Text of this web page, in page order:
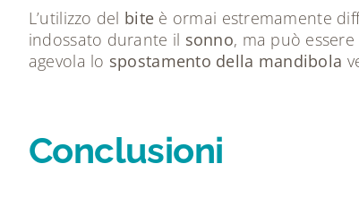
L’utilizzo del bite è ormai estremamente
indossato durante il sonno, ma può
agevola lo spostamento della mandibola
Conclusioni